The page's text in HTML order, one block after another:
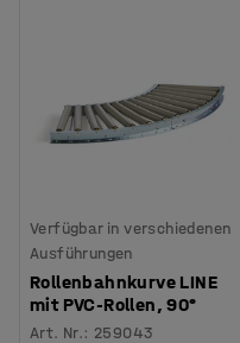
Verfügbar in verschiedenen
Ausführungen
Rollenbahnkurve LINE
mit PVC-Rollen, 90°
Art. Nr.: 259043